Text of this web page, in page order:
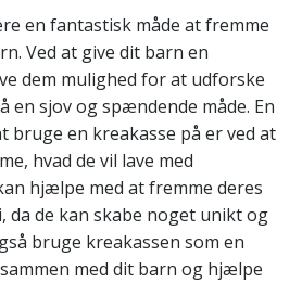
en fantastisk måde at fremme
Ved at give dit barn en
dem mulighed for at udforske
en sjov og spændende måde. En
bruge en kreakasse på er ved at
hvad de vil lave med
hjælpe med at fremme deres
da de kan skabe noget unikt og
bruge kreakassen som en
med dit barn og hjælpe